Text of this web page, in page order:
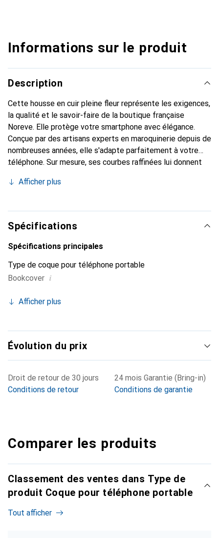
Informations sur le produit
Description
Cette housse en cuir pleine fleur représente les exigences,
la qualité et le savoir-faire de la boutique française
Noreve. Elle protège votre smartphone avec élégance.
Conçue par des artisans experts en maroquinerie depuis de
nombreuses années, elle s'adapte parfaitement à votre
téléphone. Sur mesure, ses courbes raffinées lui donnent
et indispensable de votre smartphone. Reconnaître
marque Noreve est un choix sûr pour une clientèle
exigeante.
Afficher plus
Spécifications
Spécifications principales
Type de coque pour téléphone portable
Bookcover i
Afficher plus
Évolution du prix
Droit de retour de 30 jours
Conditions de retour
24 mois Garantie (Bring-in)
Conditions de garantie
Comparer les produits
Classement des ventes dans Type de
produit Coque pour téléphone portable
Tout afficher